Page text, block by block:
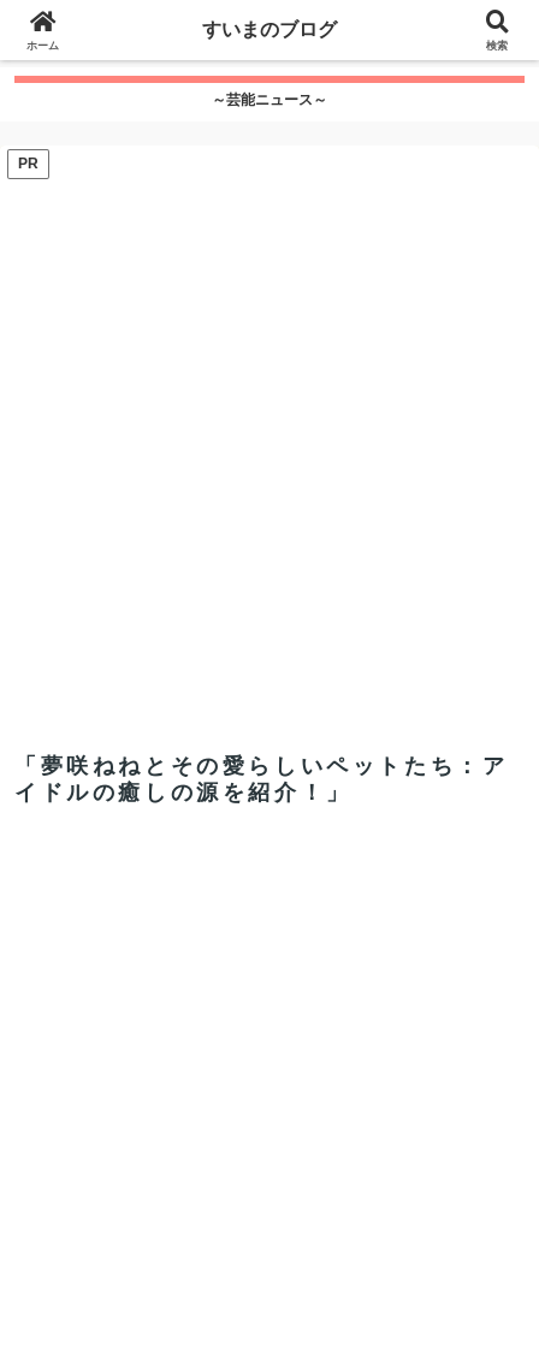
google.com, pub-7115624674097404, DIRECT,
f08c47fec0942fa0
～芸能ニュース～
PR
「夢咲ねねとその愛らしいペットたち：ア
イドルの癒しの源を紹介！」
ホーム
すいまのブログ
検索